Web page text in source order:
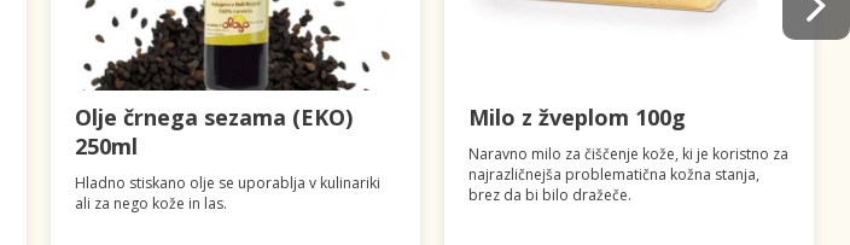
Olje črnega sezama (EKO)
250ml
Hladno stiskano olje se uporablja v kulinariki
ali za nego kože in las.
Milo z žveplom 100g
Naravno milo za čiščenje kože, ki je koristno za
najrazličnejša problematična kožna stanja,
brez da bi bilo dražeče.